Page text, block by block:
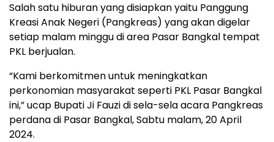
Salah satu hiburan yang disiapkan yaitu Panggung
Kreasi Anak Negeri (Pangkreas) yang akan digelar
setiap malam minggu di area Pasar Bangkal tempat
PKL berjualan.
“Kami berkomitmen untuk meningkatkan
perkonomian masyarakat seperti PKL Pasar Bangkal
ini,” ucap Bupati Ji Fauzi di sela-sela acara Pangkreas
perdana di Pasar Bangkal, Sabtu malam, 20 April
2024.